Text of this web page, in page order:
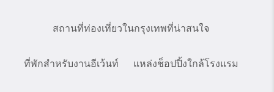
สถานที่ท่องเที่ยวในกรุงเทพที่น่าสนใจ
ที่พักสำหรับงานอีเว้นท์ แหล่งช็อปปิ้งใกล้โรงแรม